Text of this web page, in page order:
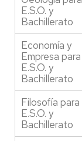
E.S.O. y
Bachillerato
Economía y
Empresa para
E.S.O. y
Bachillerato
Filosofía para
E.S.O. y
Bachillerato